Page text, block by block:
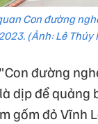
Con đường
(Ảnh: Lê
đường
dịp để quảng
gốm đỏ Vĩnh